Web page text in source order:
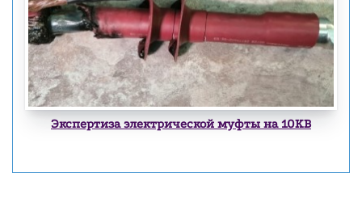
Экспертиза электрической муфты на 10КВ